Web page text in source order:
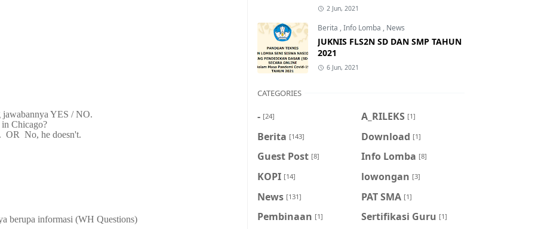
jawabannya YES / NO.
Chicago?
OR No, he doesn't.
berupa informasi (WH Questions)
2 Jun, 2021
Berita ,Info Lomba , News
JUKNIS FLS2N SD DAN SMP TAHUN
2021
6 Jun, 2021
CATEGORIES
- [24] A_RILEKS [1]
Berita [143] Download [1]
Guest Post [8] Info Lomba [8]
KOPI [14] lowongan [3]
News [131] PAT SMA [1]
Pembinaan [1] Sertifikasi Guru [1]